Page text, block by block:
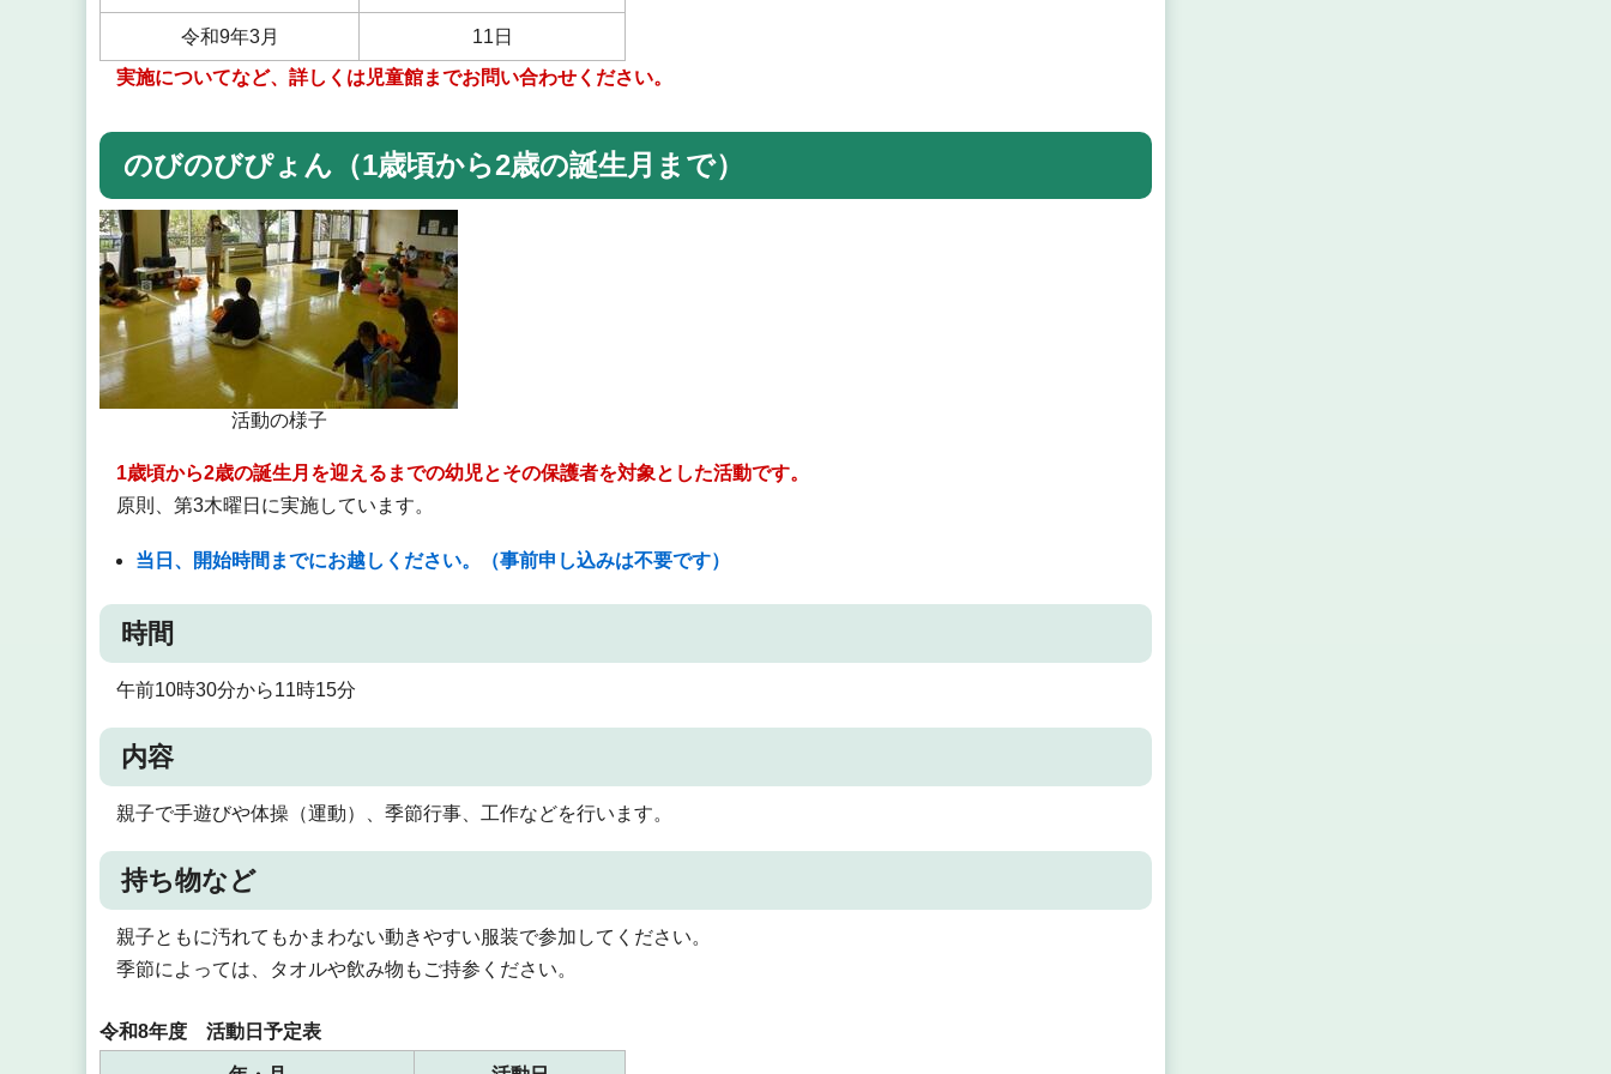
令和9年3月
11日
実施についてなど、詳しくは児童館までお問い合わせください。
のびのびぴょん（1歳頃から2歳の誕生月まで）
活動の様子
1歳頃から2歳の誕生月を迎えるまでの幼児とその保護者を対象とした活動です。
原則、第3木曜日に実施しています。
当日、開始時間までにお越しください。（事前申し込みは不要です）
時間
午前10時30分から11時15分
内容
親子で手遊びや体操（運動）、季節行事、工作などを行います。
持ち物など
親子ともに汚れてもかまわない動きやすい服装で参加してください。
季節によっては、タオルや飲み物もご持参ください。
令和8年度 活動日予定表